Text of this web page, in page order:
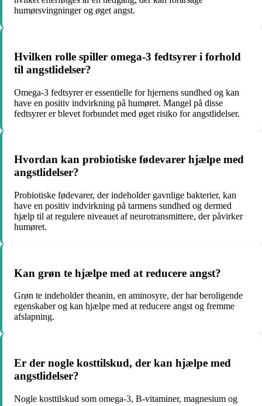
humørsvingninger og øget angst.
Hvilken rolle spiller omega-3 fedtsyrer i forhold
til angstlidelser?
Omega-3 fedtsyrer er essentielle for hjernens sundhed og kan
have en positiv indvirkning på humøret. Mangel på disse
fedtsyrer er blevet forbundet med øget risiko for angstlidelser.
Hvordan kan probiotiske fødevarer hjælpe med
angstlidelser?
Probiotiske fødevarer, der indeholder gavnlige bakterier, kan
have en positiv indvirkning på tarmens sundhed og dermed
hjælp til at regulere niveauet af neurotransmittere, der påvirker
humøret.
Kan grøn te hjælpe med at reducere angst?
Grøn te indeholder theanin, en aminosyre, der har beroligende
egenskaber og kan hjælpe med at reducere angst og fremme
afslapning.
Er der nogle kosttilskud, der kan hjælpe med
angstlidelser?
Nogle kosttilskud som omega-3, B-vitaminer, magnesium og